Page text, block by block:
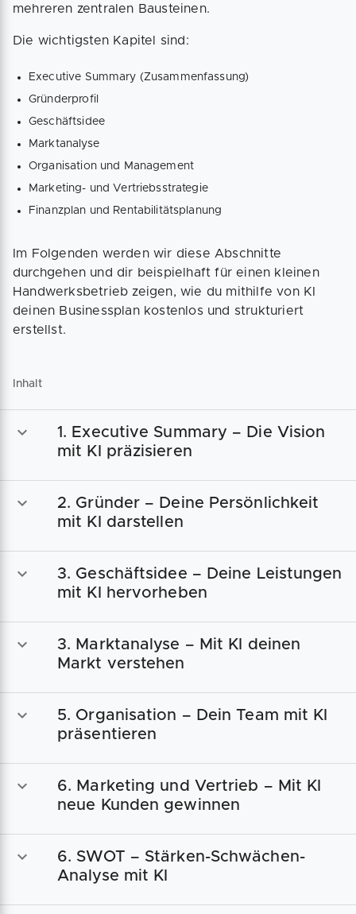
mehreren zentralen Bausteinen.
Die wichtigsten Kapitel sind:
Executive Summary (Zusammenfassung)
Gründerprofil
Geschäftsidee
Marktanalyse
Organisation und Management
Marketing- und Vertriebsstrategie
Finanzplan und Rentabilitätsplanung
Im Folgenden werden wir diese Abschnitte
durchgehen und dir beispielhaft für einen kleinen
Handwerksbetrieb zeigen, wie du mithilfe von KI
deinen Businessplan kostenlos und strukturiert
erstellst.
Inhalt
1. Executive Summary – Die Vision
mit KI präzisieren
2. Gründer – Deine Persönlichkeit
mit KI darstellen
3. Geschäftsidee – Deine Leistungen
mit KI hervorheben
3. Marktanalyse – Mit KI deinen
Markt verstehen
5. Organisation – Dein Team mit KI
präsentieren
6. Marketing und Vertrieb – Mit KI
neue Kunden gewinnen
6. SWOT – Stärken-Schwächen-
Analyse mit KI